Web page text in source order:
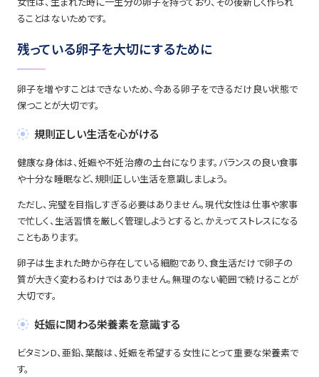
ることはないためです。
残っている卵子を大切にするために
卵子を増やすことはできないため、今ある卵子をできるだけ良い状態で
保つことが大切です。
規則正しい生活を心がける
健康な身体は、妊娠や不妊治療の土台になります。バランスの良い食事
や十分な睡眠など、規則正しい生活を意識しましょう。
ただし、完璧を目指しすぎる必要はありません。現代女性は仕事や家事
で忙しく、生活習慣を厳しく管理しようとすると、かえってストレスになる
こともあります。
卵子は生まれた時から存在している細胞であり、食生活だけで卵子の
質が大きく変わるわけではありません。無理のない範囲で続けることが
大切です。
妊娠に関わる栄養素を意識する
ビタミンD、亜鉛、葉酸は、妊娠を希望する女性にとって重要な栄養素で
す。